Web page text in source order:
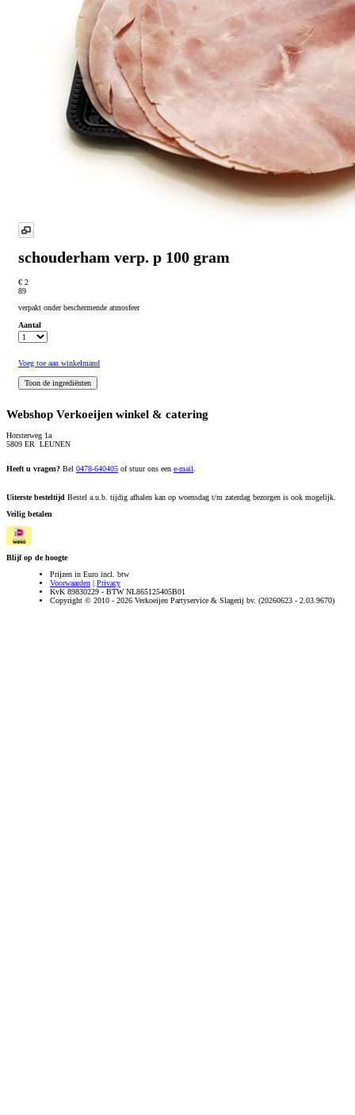
schouderham verp. p 100 gram
€ 2
89
verpakt onder beschermende atmosfeer
Aantal
Voeg toe aan winkelmand
Webshop Verkoeijen winkel & catering
Horsterweg 1a
5809 ER LEUNEN
Heeft u vragen? Bel 0478-640405 of stuur ons een e-mail.
Uiterste besteltijd Bestel a.u.b. tijdig afhalen kan op woensdag t/m zaterdag bezorgen is ook mogelijk.
Veilig betalen
Blijf op de hoogte
Prijzen in Euro incl. btw
Voorwaarden
Privacy
KvK 89830229 - BTW NL865125405B01
Copyright © 2010 - 2026 Verkoeijen Partyservice & Slagerij bv. (20260623 - 2.03.9670)